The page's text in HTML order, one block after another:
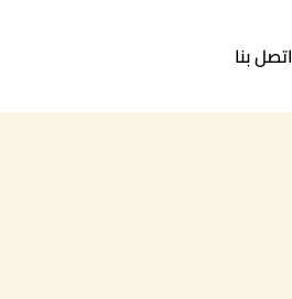
اتصل بنا